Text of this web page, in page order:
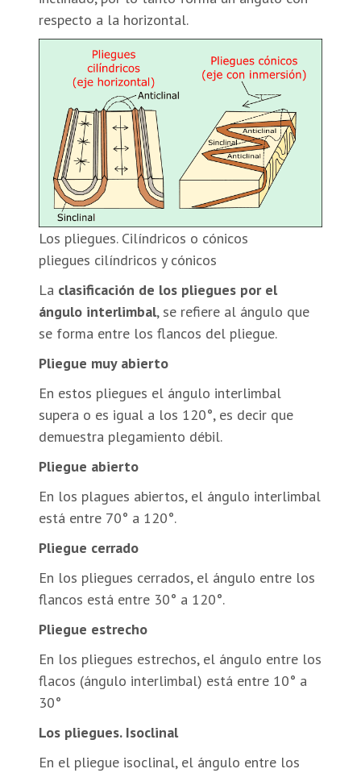
respecto a la horizontal.
Los pliegues. Cilíndricos o cónicos
pliegues cilíndricos y cónicos
La clasificación de los pliegues por el
ángulo interlimbal, se refiere al ángulo que
se forma entre los flancos del pliegue.
Pliegue muy abierto
En estos pliegues el ángulo interlimbal
supera o es igual a los 120°, es decir que
demuestra plegamiento débil.
Pliegue abierto
En los plagues abiertos, el ángulo interlimbal
está entre 70° a 120°.
Pliegue cerrado
En los pliegues cerrados, el ángulo entre los
flancos está entre 30° a 120°.
Pliegue estrecho
En los pliegues estrechos, el ángulo entre los
flacos (ángulo interlimbal) está entre 10° a
30°
Los pliegues. Isoclinal
En el pliegue isoclinal, el ángulo entre los